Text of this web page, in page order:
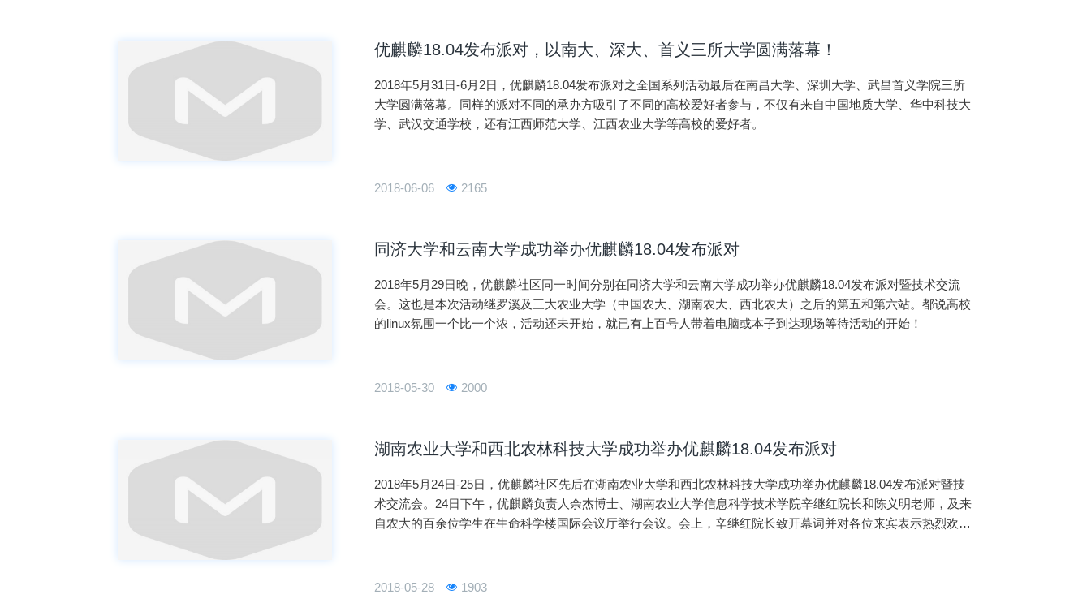
优麒麟18.04发布派对，以南大、深大、首义三所大学圆满落幕！
2018年5月31日-6月2日，优麒麟18.04发布派对之全国系列活动最后在南昌大学、深圳大学、武昌首义学院三所
大学圆满落幕。同样的派对不同的承办方吸引了不同的高校爱好者参与，不仅有来自中国地质大学、华中科技大
学、武汉交通学校，还有江西师范大学、江西农业大学等高校的爱好者。
2018-06-06 2165
同济大学和云南大学成功举办优麒麟18.04发布派对
2018年5月29日晚，优麒麟社区同一时间分别在同济大学和云南大学成功举办优麒麟18.04发布派对暨技术交流
会。这也是本次活动继罗溪及三大农业大学（中国农大、湖南农大、西北农大）之后的第五和第六站。都说高校
的linux氛围一个比一个浓，活动还未开始，就已有上百号人带着电脑或本子到达现场等待活动的开始！
2018-05-30 2000
湖南农业大学和西北农林科技大学成功举办优麒麟18.04发布派对
2018年5月24日-25日，优麒麟社区先后在湖南农业大学和西北农林科技大学成功举办优麒麟18.04发布派对暨技
术交流会。24日下午，优麒麟负责人余杰博士、湖南农业大学信息科学技术学院辛继红院长和陈义明老师，及来
自农大的百余位学生在生命科学楼国际会议厅举行会议。会上，辛继红院长致开幕词并对各位来宾表示热烈欢
统的世界。面对科技的洗礼，在场的同学们仔细聆听并积极参与，现场气氛持续高涨。随后的互动环节，同学们
2018-05-28 1903